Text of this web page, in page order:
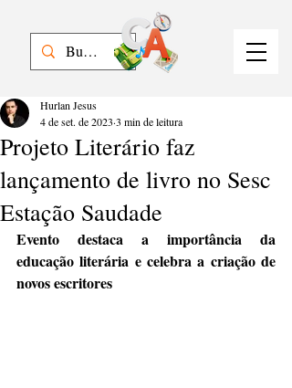
Projeto Literário faz
lançamento de livro no Sesc
Estação Saudade
Hurlan Jesus
4 de set. de 2023 3 min de leitura
Evento destaca a importância da
educação literária e celebra a criação de
novos escritores